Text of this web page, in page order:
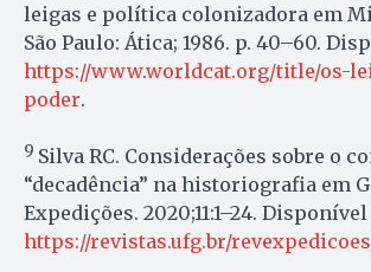
leigas e política colonizadora em
São Paulo: Ática; 1986. p. 40–60.
https://www.worldcat.org/title/os-
poder.
9 Silva RC. Considerações sobre o
“decadência” na historiografia em
Expedições. 2020;11:1–24. Disponível
https://revistas.ufg.br/